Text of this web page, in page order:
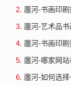
2. 廛河-书画印
3. 廛河-艺术品
4. 廛河-书画印刷
5. 廛河-哪家网
6. 廛河-如何选